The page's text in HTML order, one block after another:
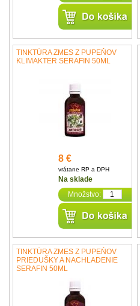
TINKTÚRA ZMES Z PUPEŇOV
KLIMAKTER SERAFIN 50ML
8 €
vrátane RP a DPH
Na sklade
Množstvo:
TINKTÚRA ZMES Z PUPEŇOV
PRIEDUŠKY A NACHLADENIE
SERAFIN 50ML